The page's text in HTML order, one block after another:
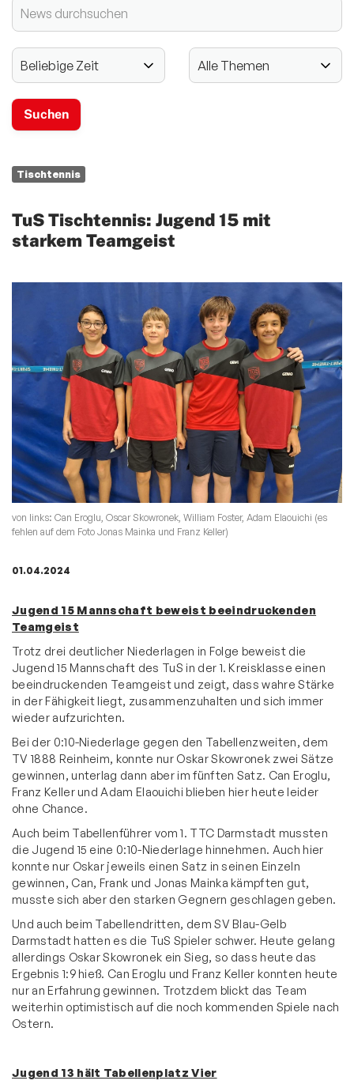
Tischtennis
TuS Tischtennis: Jugend 15 mit
starkem Teamgeist
von links: Can Eroglu, Oscar Skowronek, William Foster, Adam Elaouichi (es
fehlen auf dem Foto Jonas Mainka und Franz Keller)
01.04.2024
Jugend 15 Mannschaft beweist beeindruckenden
Teamgeist
Trotz drei deutlicher Niederlagen in Folge beweist die
Jugend 15 Mannschaft des TuS in der 1. Kreisklasse einen
beeindruckenden Teamgeist und zeigt, dass wahre Stärke
in der Fähigkeit liegt, zusammenzuhalten und sich immer
wieder aufzurichten.
Bei der 0:10-Niederlage gegen den Tabellenzweiten, dem
TV 1888 Reinheim, konnte nur Oskar Skowronek zwei Sätze
gewinnen, unterlag dann aber im fünften Satz. Can Eroglu,
Franz Keller und Adam Elaouichi blieben hier heute leider
ohne Chance.
Auch beim Tabellenführer vom 1. TTC Darmstadt mussten
die Jugend 15 eine 0:10-Niederlage hinnehmen. Auch hier
konnte nur Oskar jeweils einen Satz in seinen Einzeln
gewinnen, Can, Frank und Jonas Mainka kämpften gut,
musste sich aber den starken Gegnern geschlagen geben.
Und auch beim Tabellendritten, dem SV Blau-Gelb
Darmstadt hatten es die TuS Spieler schwer. Heute gelang
allerdings Oskar Skowronek ein Sieg, so dass heute das
Ergebnis 1:9 hieß. Can Eroglu und Franz Keller konnten heute
nur an Erfahrung gewinnen. Trotzdem blickt das Team
weiterhin optimistisch auf die noch kommenden Spiele nach
Ostern.
Jugend 13 hält Tabellenplatz Vier
2024 - 125-jähriges Jubiläum
Mitglieder-Service
Verantwortung